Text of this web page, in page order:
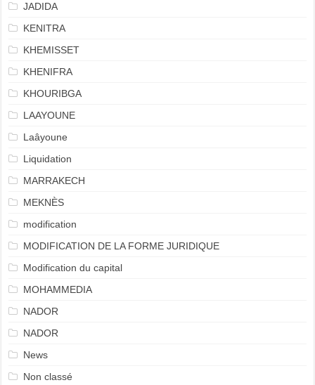
JADIDA
KENITRA
KHEMISSET
KHENIFRA
KHOURIBGA
LAAYOUNE
Laâyoune
Liquidation
MARRAKECH
MEKNÈS
modification
MODIFICATION DE LA FORME JURIDIQUE
Modification du capital
MOHAMMEDIA
NADOR
NADOR
News
Non classé